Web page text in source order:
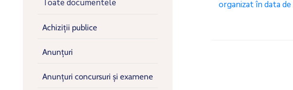
Toate documentele
Achiziții publice
Anunțuri
Anunțuri concursuri și examene
organizat în data